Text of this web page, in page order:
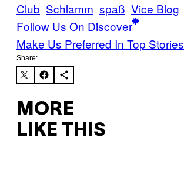
Club Schlamm spaß Vice Blog
Follow Us On Discover
Make Us Preferred In Top Stories
Share:
MORE
LIKE THIS